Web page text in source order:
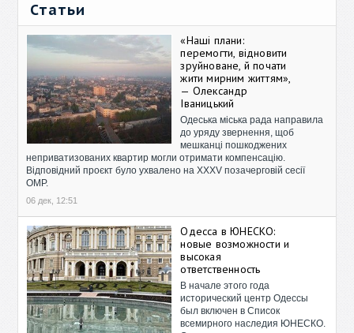
Статьи
«Наші плани:
перемогти, відновити
зруйноване, й почати
жити мирним життям»,
— Олександр
Іваницький
Одеська міська рада направила
до уряду звернення, щоб
мешканці пошкоджених
неприватизованих квартир могли отримати компенсацію.
Відповідний проєкт було ухвалено на XXXV позачерговій сесії
ОМР.
06 дек, 12:51
Одесса в ЮНЕСКО:
новые возможности и
высокая
ответственность
В начале этого года
исторический центр Одессы
был включен в Список
всемирного наследия ЮНЕСКО.